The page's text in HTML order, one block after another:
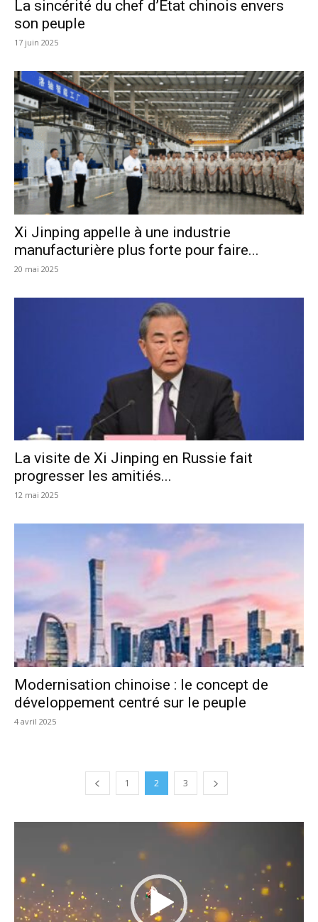
La sincérité du chef d’État chinois envers
son peuple
17 juin 2025
Xi Jinping appelle à une industrie
manufacturière plus forte pour faire...
20 mai 2025
La visite de Xi Jinping en Russie fait
progresser les amitiés...
12 mai 2025
Modernisation chinoise : le concept de
développement centré sur le peuple
4 avril 2025
1 2 3